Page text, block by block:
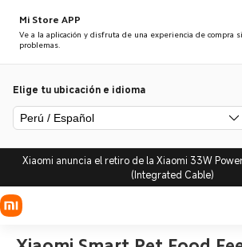
Mi Store APP
Ve a la aplicación y disfruta de una experiencia de compra
problemas.
Elige tu ubicación e idioma
Perú / Español
Xiaomi anuncia el retiro de la Xiaomi 33W
(Integrated Cable)